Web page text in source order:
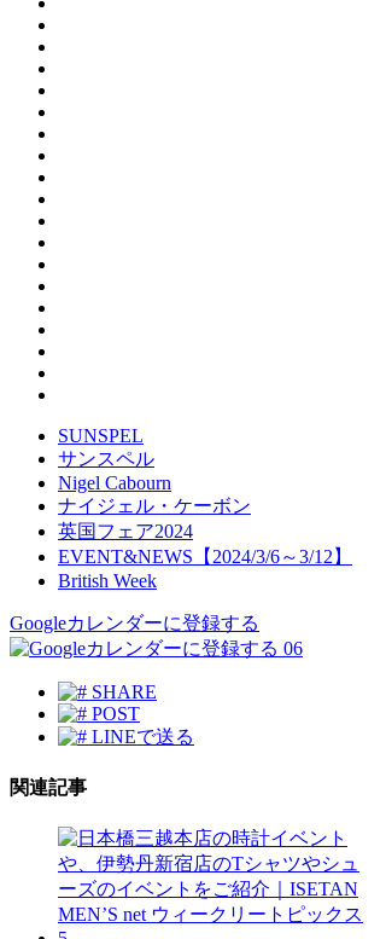
SUNSPEL
サンスペル
Nigel Cabourn
ナイジェル・ケーボン
英国フェア2024
EVENT&NEWS【2024/3/6～3/12】
British Week
Googleカレンダーに登録する
06
SHARE
POST
LINEで送る
関連記事